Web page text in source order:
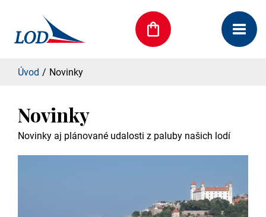
Úvod Novinky
Novinky
Novinky aj plánované udalosti z paluby našich lodí